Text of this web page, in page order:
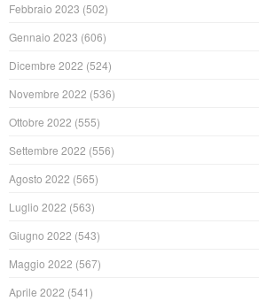
Febbraio 2023 (502)
Gennaio 2023 (606)
Dicembre 2022 (524)
Novembre 2022 (536)
Ottobre 2022 (555)
Settembre 2022 (556)
Agosto 2022 (565)
Luglio 2022 (563)
Giugno 2022 (543)
Maggio 2022 (567)
Aprile 2022 (541)